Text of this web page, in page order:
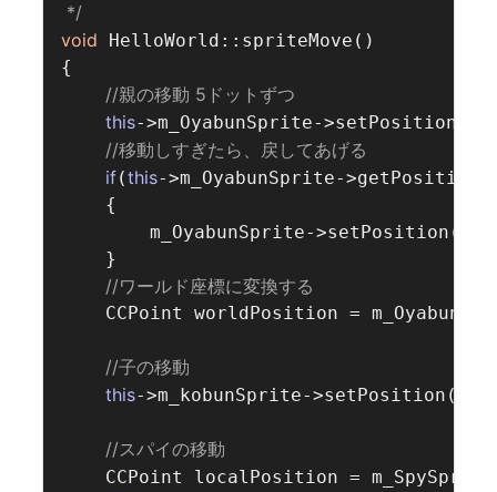
*/
void HelloWorld::spriteMove()
{
//親の移動 5ドットずつ
this->m_OyabunSprite-
//移動しすぎたら、戻してあげる
if(this->m_OyabunSprite-
    {
m_OyabunSprite-
    }
//ワールド座標に変換する
CCPoint worldPosition =
//子の移動
this->m_kobunSprite-
//スパイの移動
CCPoint localPosition =